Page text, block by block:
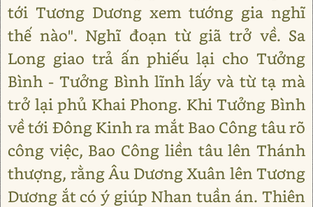
tới Tương Dương xem tướng gia nghĩ
thế nào". Nghĩ đoạn từ giã trở về. Sa
Long giao trả ấn phiếu lại cho Tưởng
Bình - Tưởng Bình lĩnh lấy và từ tạ mà
trở lại phủ Khai Phong. Khi Tưởng Bình
về tới Đông Kinh ra mắt Bao Công tâu rõ
công việc, Bao Công liền tâu lên Thánh
thượng, rằng Âu Dương Xuân lên Tương
Dương ắt có ý giúp Nhan tuần án. Thiên